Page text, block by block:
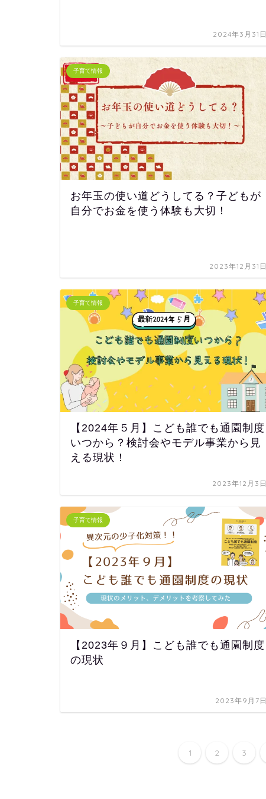
2024年3月31日
子育て情報
お年玉の使い道どうしてる？子どもが
自分でお金を使う体験も大切！
2023年12月31日
子育て情報
【2024年５月】こども誰でも通園制度
いつから？検討会やモデル事業から見
える現状！
2023年12月3日
子育て情報
【2023年９月】こども誰でも通園制度
の現状
2023年9月7日
1 2 3